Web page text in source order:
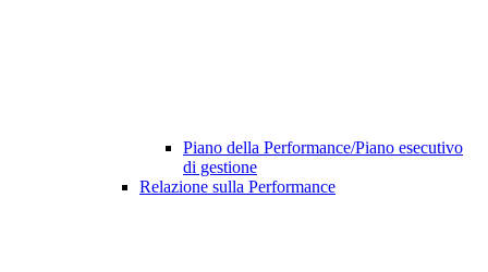
Piano della Performance/Piano esecutivo
di gestione
Relazione sulla Performance